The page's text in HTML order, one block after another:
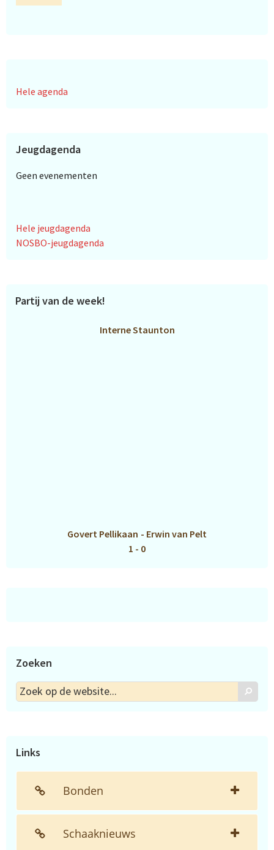
Hele agenda
Jeugdagenda
Geen evenementen
Hele jeugdagenda
NOSBO-jeugdagenda
Partij van de week!
Interne Staunton
Govert Pellikaan - Erwin van Pelt
1 - 0
Zoeken
Zoek
op
Zoek
Links
Bonden
Schaaknieuws